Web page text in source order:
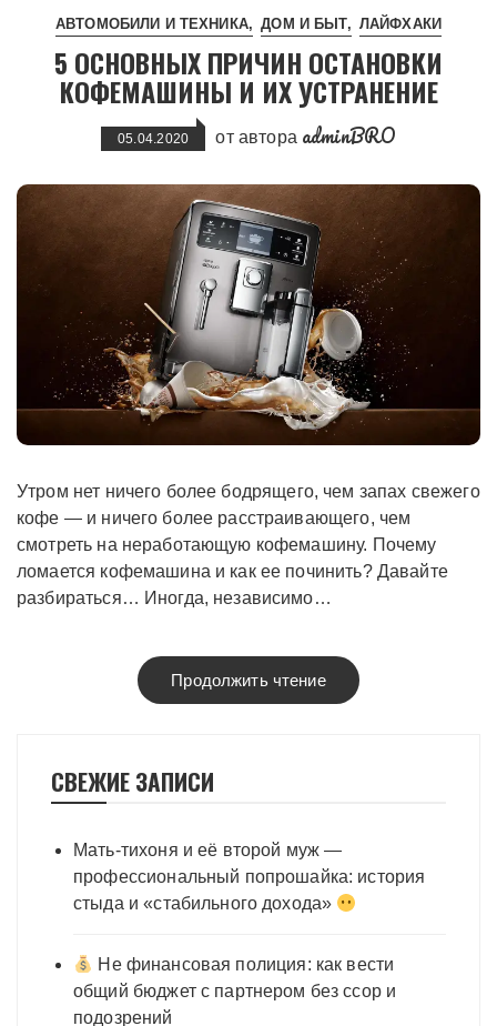
АВТОМОБИЛИ И ТЕХНИКА ДОМ И БЫТ ЛАЙФХАКИ
5 ОСНОВНЫХ ПРИЧИН ОСТАНОВКИ
КОФЕМАШИНЫ И ИХ УСТРАНЕНИЕ
05.04.2020 от автора adminBRO
Утром нет ничего более бодрящего, чем запах свежего
кофе — и ничего более расстраивающего, чем
смотреть на неработающую кофемашину. Почему
ломается кофемашина и как ее починить? Давайте
разбираться… Иногда, независимо…
Продолжить чтение
СВЕЖИЕ ЗАПИСИ
Мать-тихоня и её второй муж —
профессиональный попрошайка: история
стыда и «стабильного дохода»
Не финансовая полиция: как вести
общий бюджет с партнером без ссор и
подозрений